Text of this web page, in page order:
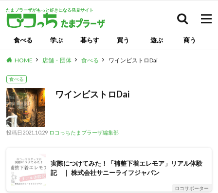
たまプラーザがもっと好きになる発見サイト
食べる 学ぶ 暮らす 買う 遊ぶ 商う
HOME 店舗・団体 食べる ワインビストロDai
食べる
ワインビストロDai
投稿日 2021.10.29 ロコっちたまプラーザ編集部
実際につけてみた！「補整下着エレモア」リアル体験
記 ｜ 株式会社サニーライフジャパン
ロコサポーター